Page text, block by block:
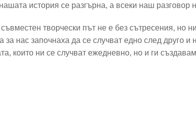
история се разгърна, а всеки наш
творчески път не е без сътресения, но
за нас започнаха да се случват едно след друго
които ни се случват ежедневно, но и ги